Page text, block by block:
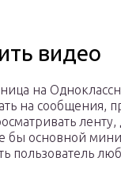
видео
на
на сообщения,
ленту,
бы основной
пользователь